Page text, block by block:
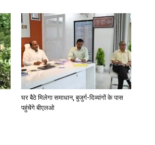
घर बैठे मिलेगा समाधान, बुजुर्ग-दिव्यांगों के पास
पहुंचेंगे बीएलओ